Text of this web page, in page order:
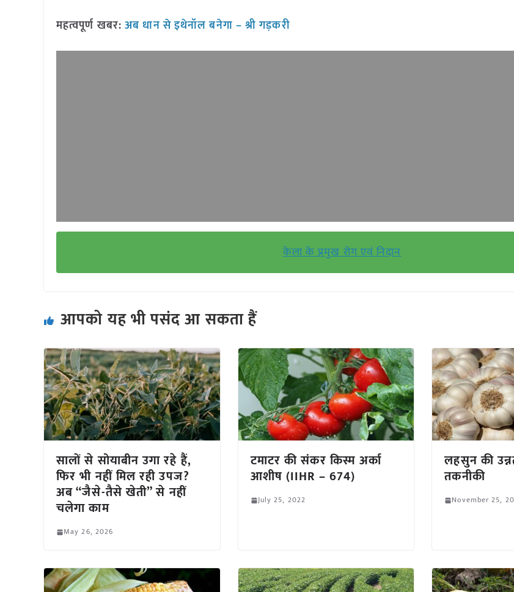
महत्वपूर्ण खबर:अब धान से इथेनॉल बनेगा – श्री गड़करी
केला के प्रमुख रोग एवं निदान
आपको यह भी पसंद आ सकता हैं
सालों से सोयाबीन उगा रहे हैं,
फिर भी नहीं मिल रही उपज?
अब “जैसे-तैसे खेती” से नहीं
चलेगा काम
May 26, 2026
टमाटर की संकर किस्म अर्का
आशीष (IIHR – 674)
July 25, 2022
लहसुन की
तकनीकी
November 25,